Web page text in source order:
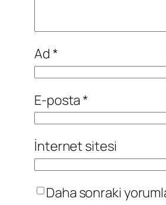
Ad*
E-posta*
İnternet sitesi
Daha sonraki